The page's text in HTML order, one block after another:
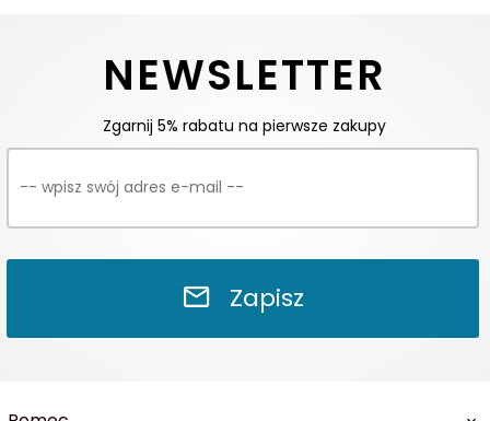
NEWSLETTER
Zgarnij 5% rabatu na pierwsze zakupy
Zapisz